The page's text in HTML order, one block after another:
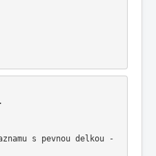
s pevnou delkou -